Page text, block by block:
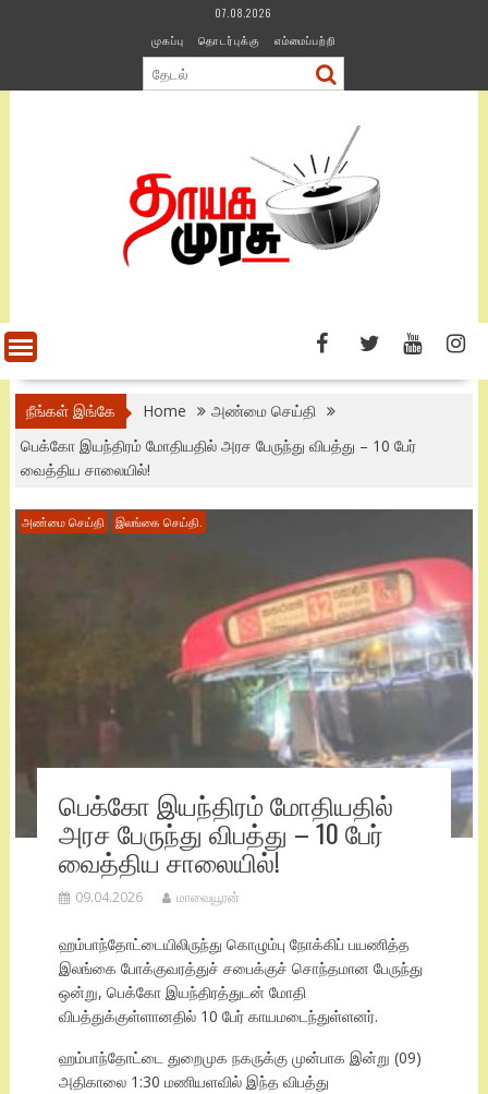
07.08.2026
முகப்பு
தொடர்புக்கு எம்மைப்பற்றி
நீங்கள் இங்கே Home
அண்மை செய்தி
பெக்கோ இயந்திரம் மோதியதில் அரச பேருந்து விபத்து – 10 பேர்
வைத்திய சாலையில்!
அண்மை செய்தி இலங்கை செய்தி.
பெக்கோ இயந்திரம் மோதியதில்
அரச பேருந்து விபத்து – 10 பேர்
வைத்திய சாலையில்!
09.04.2026 மாவையூரன்
ஹம்பாந்தோட்டையிலிருந்து கொழும்பு நோக்கிப் பயணித்த
இலங்கை போக்குவரத்துச் சபைக்குச் சொந்தமான பேருந்து
ஒன்று, பெக்கோ இயந்திரத்துடன் மோதி
விபத்துக்குள்ளானதில் 10 பேர் காயமடைந்துள்ளனர்.
ஹம்பாந்தோட்டை துறைமுக நகருக்கு முன்பாக இன்று (09)
அதிகாலை 1:30 மணியளவில் இந்த விபத்து